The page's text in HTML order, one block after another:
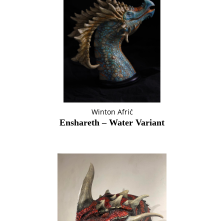
Winton Afrić
Enshareth – Water Variant